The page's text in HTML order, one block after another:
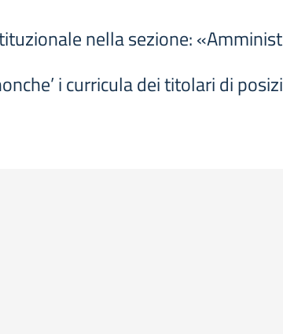
nella sezione:
i curricula dei titolari di